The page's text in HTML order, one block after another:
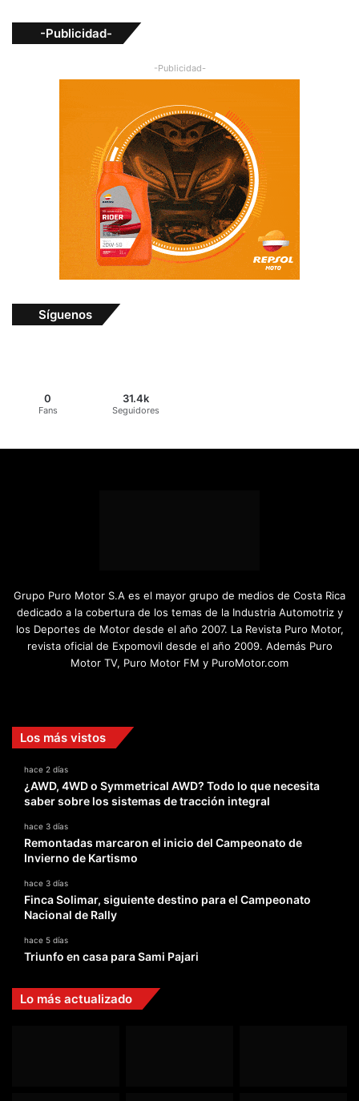
-Publicidad-
-Publicidad-
Síguenos
0
Fans
31.4k
Seguidores
Grupo Puro Motor S.A es el mayor grupo de medios de Costa Rica
dedicado a la cobertura de los temas de la Industria Automotriz y
los Deportes de Motor desde el año 2007. La Revista Puro Motor,
revista oficial de Expomovil desde el año 2009. Además Puro
Motor TV, Puro Motor FM y PuroMotor.com
Los más vistos
hace 2 días
¿AWD, 4WD o Symmetrical AWD? Todo lo que necesita
saber sobre los sistemas de tracción integral
hace 3 días
Remontadas marcaron el inicio del Campeonato de
Invierno de Kartismo
hace 3 días
Finca Solimar, siguiente destino para el Campeonato
Nacional de Rally
hace 5 días
Triunfo en casa para Sami Pajari
Lo más actualizado